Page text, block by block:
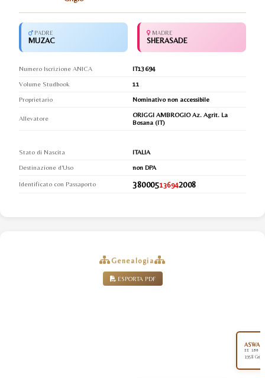
PADRE
MUZAC
MADRE
SHERASADE
Numero Iscrizione ANICA
IT13694
Volume Studbook
11
Proprietario
Nominativo non accessibile
Allevatore
ORIGGI AMBROGIO Az. Agrit. La
Bosana (IT)
Stato di Nascita
ITALIA
Destinazione d'Uso
non DPA
Identificato con Passaporto 380005136942008
Genealogia
ESPORTA PDF
ASWAN
II 150
1958 Grigio